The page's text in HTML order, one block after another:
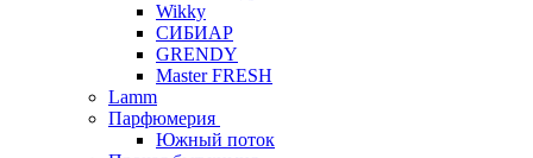
Wikky
СИБИАР
GRENDY
Master FRESH
Lamm
Парфюмерия
Южный поток